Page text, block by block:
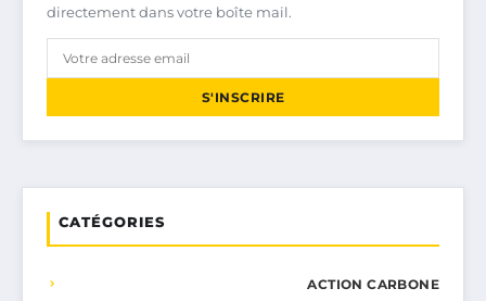
directement dans votre boîte mail.
S'INSCRIRE
CATÉGORIES
ACTION CARBONE